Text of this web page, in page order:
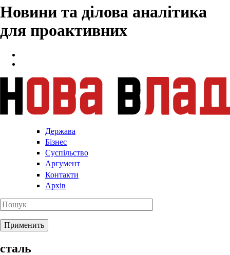
Новини та ділова аналітика
для проактивних
Держава
Бізнес
Суспільство
Аргумент
Контакти
Архів
сталь